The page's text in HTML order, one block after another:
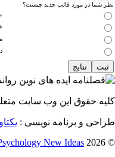
نظر شما در مورد قالب جدید چیست؟
کلیه حقوق این وب سایت
طراحی و برنامه نویسی :
© 2026 CC BY-NC 4.0 |
New Ideas